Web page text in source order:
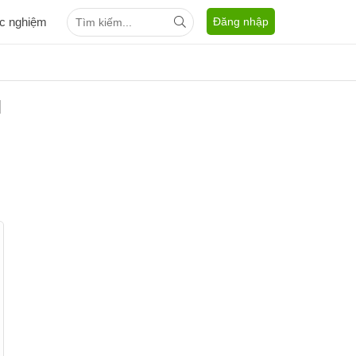
nghiệm Đăng nhập